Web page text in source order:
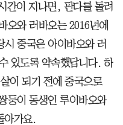
간이 지나면, 판다를 돌려
오와 러바오는 2016년에
중국은 아이바오와 러
있도록 약속했답니다. 하
이 되기 전에 중국으로
둥이 동생인 루이바오와
아가요.